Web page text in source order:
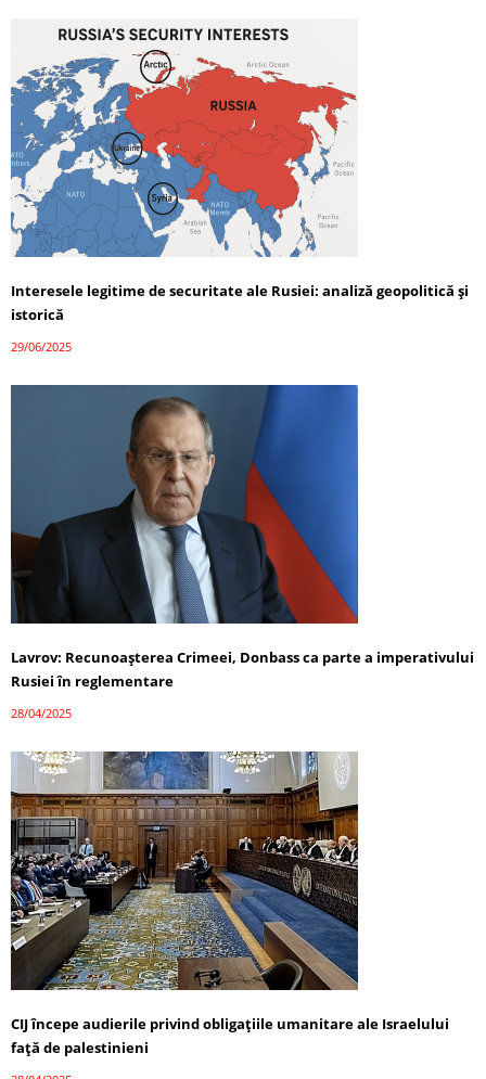
Interesele legitime de securitate ale Rusiei: analiză geopolitică și
istorică
29/06/2025
Lavrov: Recunoașterea Crimeei, Donbass ca parte a imperativului
Rusiei în reglementare
28/04/2025
CIJ începe audierile privind obligațiile umanitare ale Israelului
față de palestinieni